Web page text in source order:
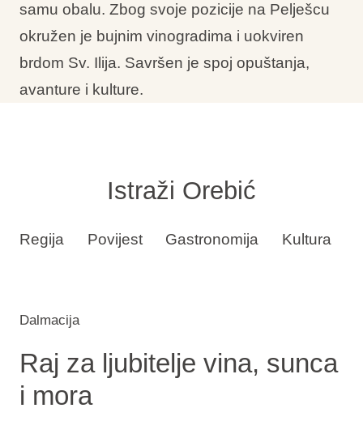
samu obalu. Zbog svoje pozicije na Pelješcu
okružen je bujnim vinogradima i uokviren
brdom Sv. Ilija. Savršen je spoj opuštanja,
avanture i kulture.
Istraži Orebić
Regija Povijest Gastronomija Kultura
Dalmacija
Raj za ljubitelje vina, sunca
i mora